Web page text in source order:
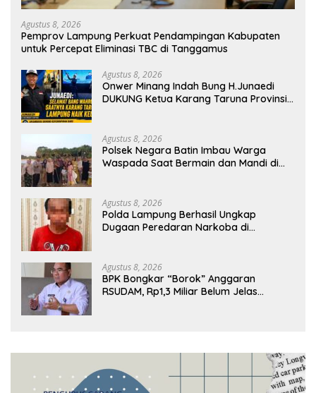
Agustus 8, 2026
Pemprov Lampung Perkuat Pendampingan Kabupaten
untuk Percepat Eliminasi TBC di Tanggamus
Agustus 8, 2026
Onwer Minang Indah Bung H.Junaedi
DUKUNG Ketua Karang Taruna Provinsi
Agustus 8, 2026
Polsek Negara Batin Imbau Warga
Waspada Saat Bermain dan Mandi di
Agustus 8, 2026
Polda Lampung Berhasil Ungkap
Dugaan Peredaran Narkoba di
Agustus 8, 2026
BPK Bongkar “Borok” Anggaran
RSUDAM, Rp1,3 Miliar Belum Jelas